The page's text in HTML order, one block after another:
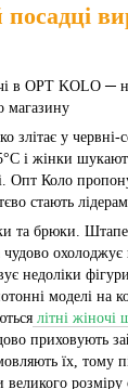
посадці
в OPT KOLO ─
магазину
злітає у червні-
і жінки
Опт Коло
стають
та брюки.
чудово
недоліки
моделі на
літні
приховують
їх, тому